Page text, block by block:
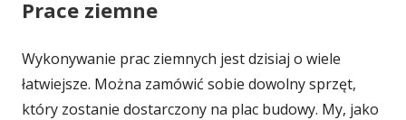
Prace ziemne
Wykonywanie prac ziemnych jest dzisiaj o wiele
łatwiejsze. Można zamówić sobie dowolny sprzęt,
który zostanie dostarczony na plac budowy. My, jako